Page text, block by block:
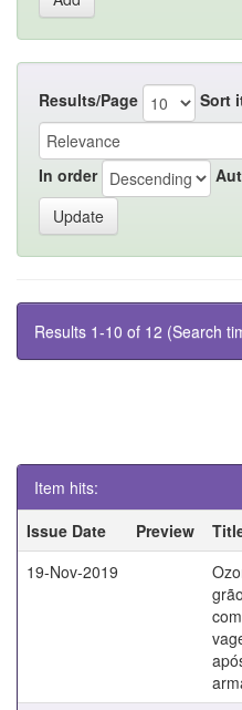
Results/Page Sort
In order
Results 1-10 of 12 (Search
Item hits:
Issue Date
Preview
19-Nov-2019